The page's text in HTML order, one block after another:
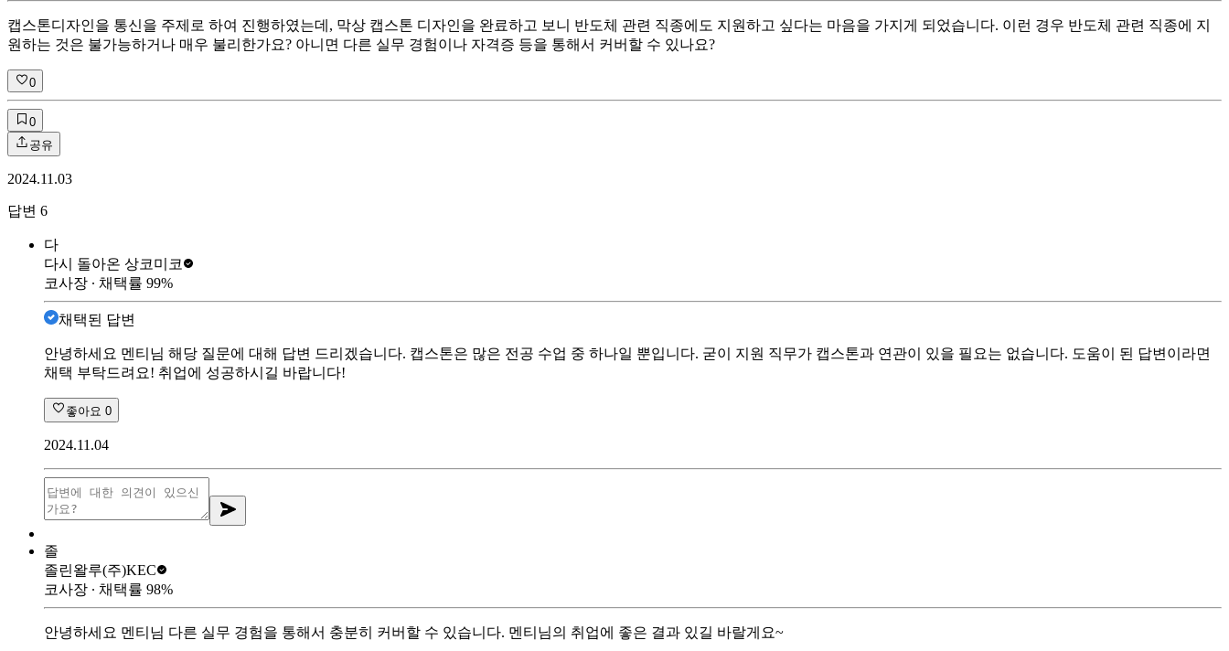
캡스톤디자인을 통신을 주제로 하여 진행하였는데, 막상 캡스톤 디자인을 완료하고 보니 반도체 관련 직종에도 지원하고 싶다는 마음을 가지게 되었습니다. 이런 경우 반도체 관련 직종에 지
원하는 것은 불가능하거나 매우 불리한가요? 아니면 다른 실무 경험이나 자격증 등을 통해서 커버할 수 있나요?
0
0
공유
2024.11.03
답변 6
다
다시 돌아온 상코미코
코사장 ∙ 채택률 99%
채택된 답변
안녕하세요 멘티님 해당 질문에 대해 답변 드리겠습니다. 캡스톤은 많은 전공 수업 중 하나일 뿐입니다. 굳이 지원 직무가 캡스톤과 연관이 있을 필요는 없습니다. 도움이 된 답변이라면
채택 부탁드려요! 취업에 성공하시길 바랍니다!
좋아요 0
2024.11.04
졸
졸린왈루(주)KEC
코사장 ∙ 채택률 98%
안녕하세요 멘티님 다른 실무 경험을 통해서 충분히 커버할 수 있습니다. 멘티님의 취업에 좋은 결과 있길 바랄게요~